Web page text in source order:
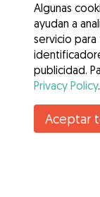
Algunas
ayudan a
servicio
publicidad.
Privacy Policy.
Aceptar